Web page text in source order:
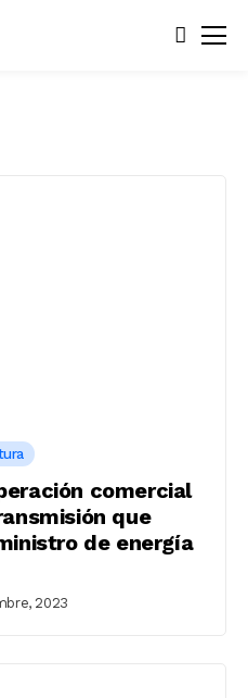
comercial
que
de energía
2023